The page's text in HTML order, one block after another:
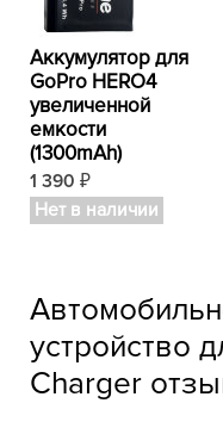
Аккумулятор для
GoPro HERO4
увеличенной
емкости
(1300mAh)
1 390 ₽
Нет в наличии
устройство
Charger